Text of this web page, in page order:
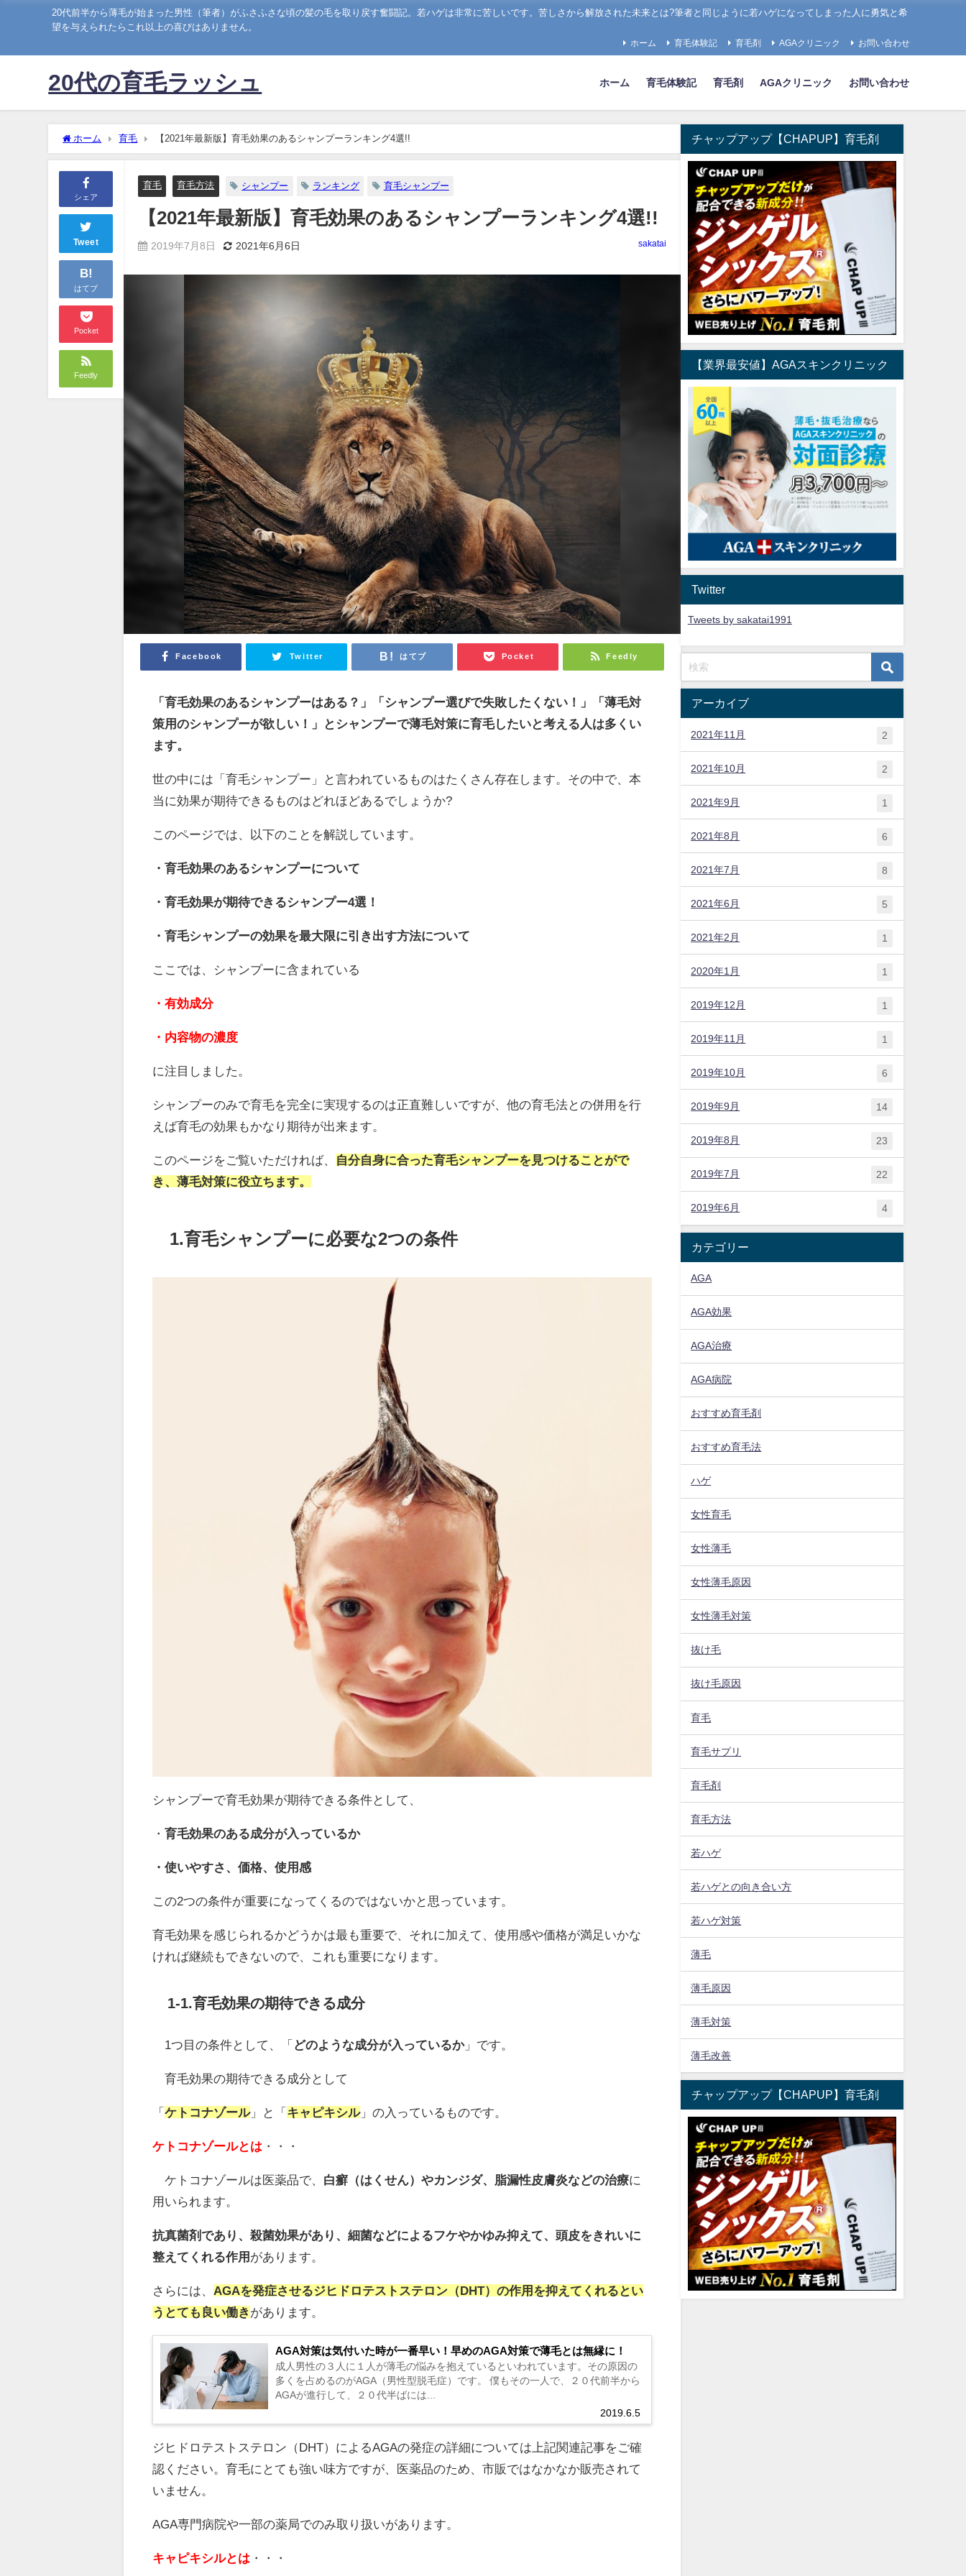
20代前半から薄毛が始まった男性（筆者）がふさふさな頃の髪の毛を取り戻す奮闘記。若ハゲは非常に苦しいです。苦しさから解放された未来とは?筆者と同じように若ハゲになってしまった人に勇気と希
望を与えられたらこれ以上の喜びはありません。
ホーム 育毛体験記 育毛剤 AGAクリニック お問い合わせ
20代の育毛ラッシュ ホーム 育毛体験記 育毛剤 AGAクリニック お問い合わせ
ホーム 育毛 【2021年最新版】育毛効果のあるシャンプーランキング4選!!
シェア
Tweet
B!
はてブ
Pocket
Feedly
育毛 育毛方法 シャンプー ランキング 育毛シャンプー
【2021年最新版】育毛効果のあるシャンプーランキング4選!!
2019年7月8日 2021年6月6日 sakatai
Facebook Twitter はてブ Pocket Feedly
「育毛効果のあるシャンプーはある？」「シャンプー選びで失敗したくない！」「薄毛対
策用のシャンプーが欲しい！」とシャンプーで薄毛対策に育毛したいと考える人は多くい
ます。
世の中には「育毛シャンプー」と言われているものはたくさん存在します。その中で、本
当に効果が期待できるものはどれほどあるでしょうか?
このページでは、以下のことを解説しています。
・育毛効果のあるシャンプーについて
・育毛効果が期待できるシャンプー4選！
・育毛シャンプーの効果を最大限に引き出す方法について
ここでは、シャンプーに含まれている
・有効成分
・内容物の濃度
に注目しました。
シャンプーのみで育毛を完全に実現するのは正直難しいですが、他の育毛法との併用を行
えば育毛の効果もかなり期待が出来ます。
このページをご覧いただければ、
自分自身に合った育毛シャンプーを見つけることがで
き、薄毛対策に役立ちます。
1.育毛シャンプーに必要な2つの条件
シャンプーで育毛効果が期待できる条件として、
・育毛効果のある成分が入っているか
・使いやすさ、価格、使用感
この2つの条件が重要になってくるのではないかと思っています。
育毛効果を感じられるかどうかは最も重要で、それに加えて、使用感や価格が満足いかな
ければ継続もできないので、これも重要になります。
1-1.育毛効果の期待できる成分
1つ目の条件として、「 どのような成分が入っているか」です。
育毛効果の期待できる成分として
「ケトコナゾール」と「 キャピキシル」の入っているものです。
ケトコナゾールとは ・・・
ケトコナゾールは医薬品で、 白癬（はくせん）やカンジダ、脂漏性皮膚炎などの治療に
用いられます。
抗真菌剤であり、殺菌効果があり、細菌などによるフケやかゆみ抑えて、頭皮をきれいに
整えてくれる作用 があります。
さらには、 AGAを発症させるジヒドロテストステロン（DHT）の作用を抑えてくれるとい
うとても良い働き があります。
AGA対策は気付いた時が一番早い！早めのAGA対策で薄毛とは無縁に！
2019.6.5
成人男性の３人に１人が薄毛の悩みを抱えているといわれています。その原因の
多くを占めるのがAGA（男性型脱毛症）です。 僕もその一人で、２０代前半から
AGAが進行して、２０代半ばには...
ジヒドロテストステロン（DHT）によるAGAの発症の詳細については上記関連記事をご確
認ください。育毛にとても強い味方ですが、医薬品のため、市販ではなかなか販売されて
いません。
AGA専門病院や一部の薬局でのみ取り扱いがあります。
キャピキシルとは ・・・
チャップアップ【CHAPUP】育毛剤
【業界最安値】AGAスキンクリニック
Twitter
Tweets by sakatai1991
アーカイブ
2021年11月 2
2021年10月 2
2021年9月 1
2021年8月 6
2021年7月 8
2021年6月 5
2021年2月 1
2020年1月 1
2019年12月 1
2019年11月 1
2019年10月 6
2019年9月 14
2019年8月 23
2019年7月 22
2019年6月 4
カテゴリー
AGA
AGA効果
AGA治療
AGA病院
おすすめ育毛剤
おすすめ育毛法
ハゲ
女性育毛
女性薄毛
女性薄毛原因
女性薄毛対策
抜け毛
抜け毛原因
育毛
育毛サプリ
育毛剤
育毛方法
若ハゲ
若ハゲとの向き合い方
若ハゲ対策
薄毛
薄毛原因
薄毛対策
薄毛改善
チャップアップ【CHAPUP】育毛剤